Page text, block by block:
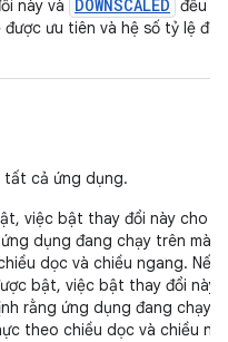
này và
DOWNSCALED đều
được ưu tiên và hệ số tỷ lệ
tất cả ứng dụng.
việc bật thay đổi này cho
dụng đang chạy trên màn
dọc và chiều ngang. Nếu
bật, việc bật thay đổi này
rằng ứng dụng đang chạy
theo chiều dọc và chiều